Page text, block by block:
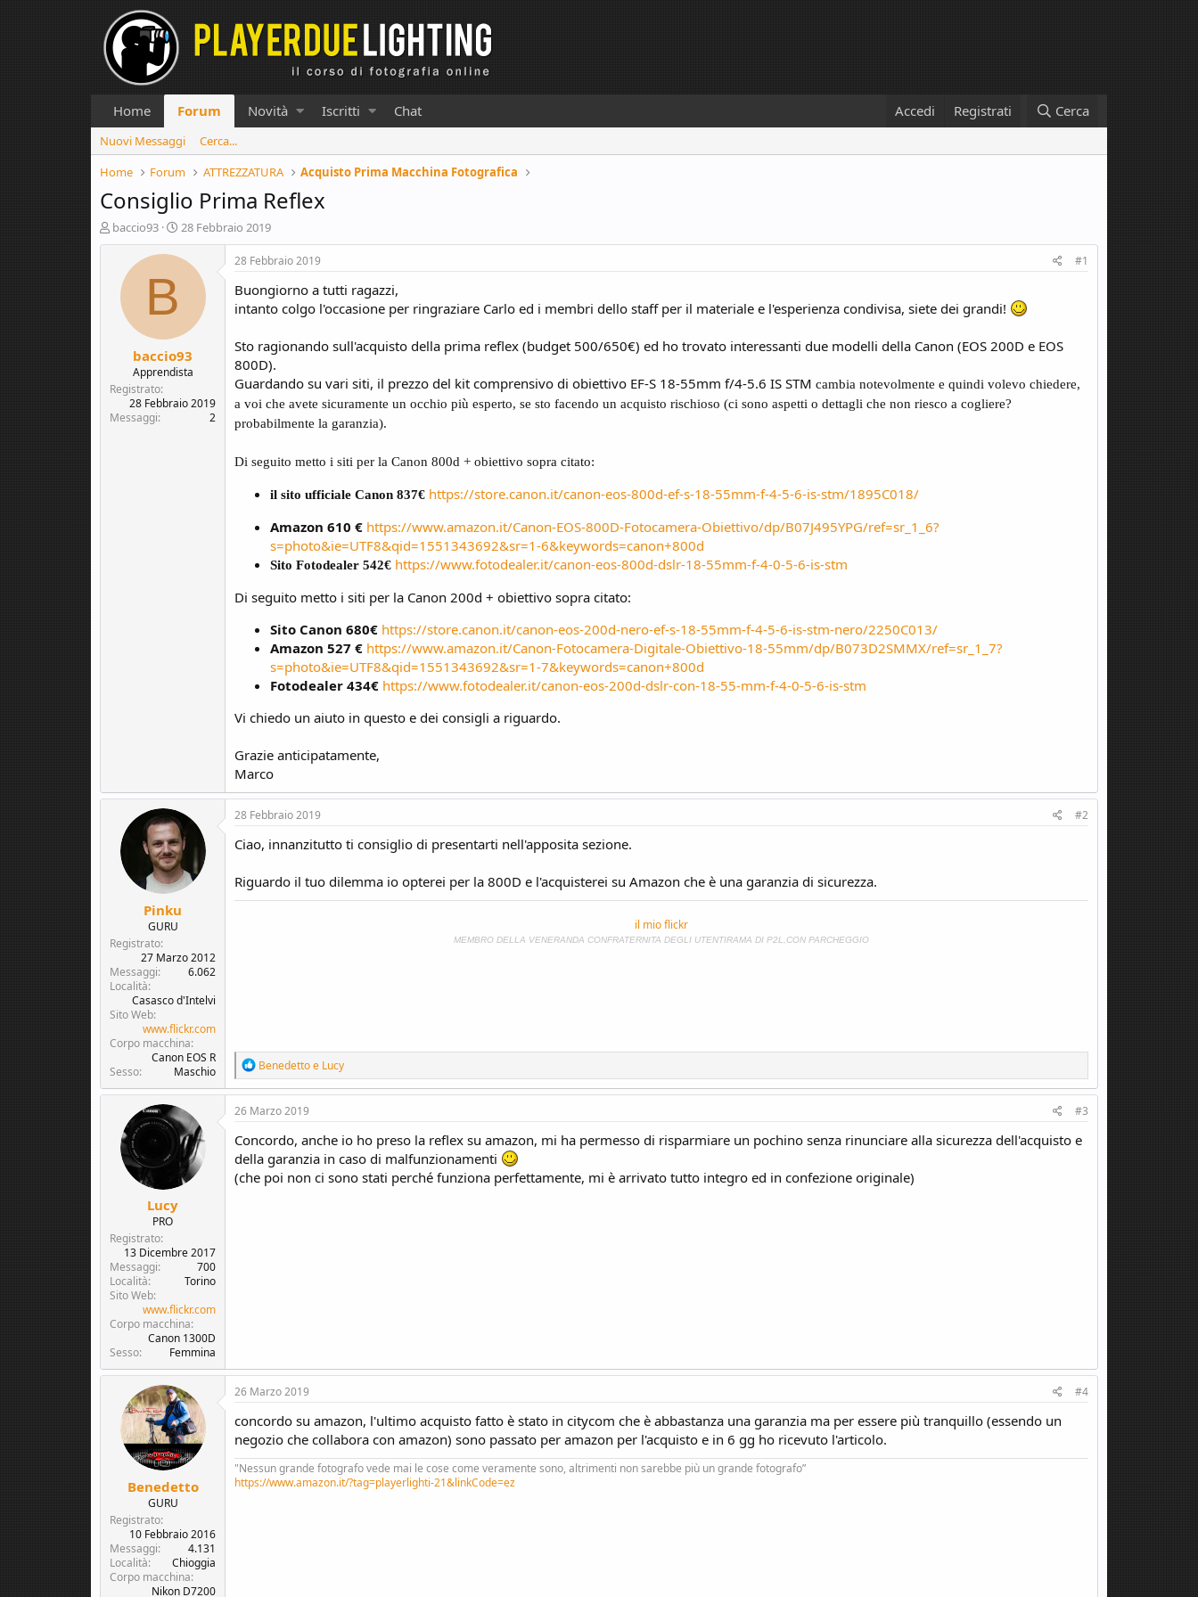
Home Forum Novità Iscritti Chat Accedi Registrati Cerca
Nuovi Messaggi
Cerca...
Home
Forum ATTREZZATURA Acquisto Prima Macchina Fotografica
Consiglio Prima Reflex
C
r
s
u
baccio93
D
a
t
n
i
z
o
28 Febbraio 2019
B
baccio93
Apprendista
Registrato
28 Febbraio 2019
Messaggi
2
28 Febbraio 2019 #1
Buongiorno a tutti ragazzi,
intanto colgo l'occasione per ringraziare Carlo ed i membri dello staff per il materiale e l'esperienza condivisa, siete dei grandi!
Sto ragionando sull'acquisto della prima reflex (budget 500/650€) ed ho trovato interessanti due modelli della Canon (EOS 200D e EOS
800D).
Guardando su vari siti, il prezzo del kit comprensivo di obiettivo EF-S 18-55mm f/4-5.6 IS STM cambia notevolmente e quindi volevo chiedere,
a voi che avete sicuramente un occhio più esperto, se sto facendo un acquisto rischioso (ci sono aspetti o dettagli che non riesco a cogliere?
probabilmente la garanzia).
Di seguito metto i siti per la Canon 800d + obiettivo sopra citato:
il sito ufficiale Canon 837€ https://store.canon.it/canon-eos-800d-ef-s-18-55mm-f-4-5-6-is-stm/1895C018/
Amazon 610 € https://www.amazon.it/Canon-EOS-800D-Fotocamera-Obiettivo/dp/B07J495YPG/ref=sr_1_6?
s=photo&ie=UTF8&qid=1551343692&sr=1-6&keywords=canon+800d
Sito Fotodealer 542€ https://www.fotodealer.it/canon-eos-800d-dslr-18-55mm-f-4-0-5-6-is-stm
Di seguito metto i siti per la Canon 200d + obiettivo sopra citato:
Sito Canon 680€ https://store.canon.it/canon-eos-200d-nero-ef-s-18-55mm-f-4-5-6-is-stm-nero/2250C013/
Amazon 527 € https://www.amazon.it/Canon-Fotocamera-Digitale-Obiettivo-18-55mm/dp/B073D2SMMX/ref=sr_1_7?
s=photo&ie=UTF8&qid=1551343692&sr=1-7&keywords=canon+800d
Fotodealer 434€ https://www.fotodealer.it/canon-eos-200d-dslr-con-18-55-mm-f-4-0-5-6-is-stm
Vi chiedo un aiuto in questo e dei consigli a riguardo.
Grazie anticipatamente,
Marco
Pinku
GURU
Registrato
27 Marzo 2012
Messaggi
6.062
Località
Casasco d'Intelvi
Sito Web
www.flickr.com
Corpo macchina
Canon EOS R
Sesso
Maschio
28 Febbraio 2019 #2
Ciao, innanzitutto ti consiglio di presentarti nell'apposita sezione.
Riguardo il tuo dilemma io opterei per la 800D e l'acquisterei su Amazon che è una garanzia di sicurezza.
il mio flickr
MEMBRO DELLA VENERANDA CONFRATERNITA DEGLI UTENTIRAMA DI P2L,CON PARCHEGGIO
R
e
a
c
o
n
s
Benedettoe Lucy
Lucy
PRO
Registrato
13 Dicembre 2017
Messaggi
700
Località
Torino
Sito Web
www.flickr.com
Corpo macchina
Canon 1300D
Sesso
Femmina
26 Marzo 2019 #3
Concordo, anche io ho preso la reflex su amazon, mi ha permesso di risparmiare un pochino senza rinunciare alla sicurezza dell'acquisto e
della garanzia in caso di malfunzionamenti
(che poi non ci sono stati perché funziona perfettamente, mi è arrivato tutto integro ed in confezione originale)
Benedetto
GURU
Registrato
10 Febbraio 2016
Messaggi
4.131
Località
Chioggia
Corpo macchina
Nikon D7200
26 Marzo 2019 #4
concordo su amazon, l'ultimo acquisto fatto è stato in citycom che è abbastanza una garanzia ma per essere più tranquillo (essendo un
negozio che collabora con amazon) sono passato per amazon per l'acquisto e in 6 gg ho ricevuto l'articolo.
"Nessun grande fotografo vede mai le cose come veramente sono, altrimenti non sarebbe più un grande fotografo”
https://www.amazon.it/?tag=playerlighti-21&linkCode=ez